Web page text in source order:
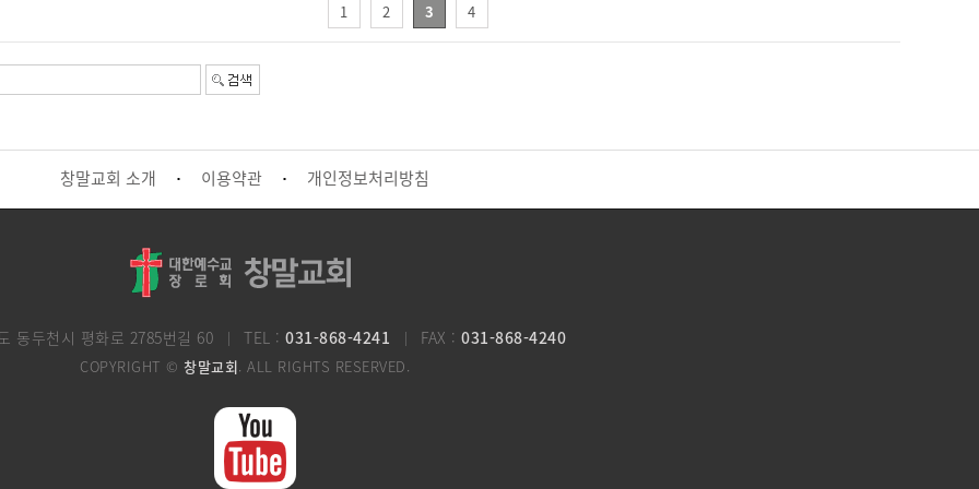
1 2 3 4
창말교회 소개 · 이용약관 · 개인정보처리방침
동두천시 평화로 2785번길 60 TEL :031-868-4241 FAX :031-868-4240
COPYRIGHT © 창말교회. ALL RIGHTS RESERVED.